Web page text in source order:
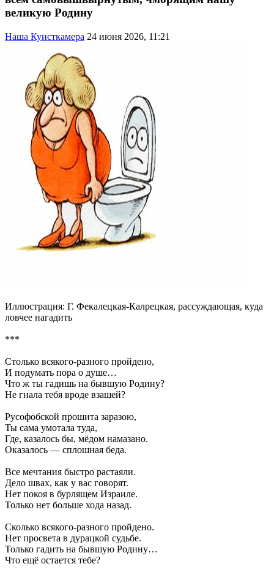
великую Родину
Наша Кунсткамера 24 июня 2026, 11:21
Иллюстрация: Г. Фекалецкая-Калрецкая, рассуждающая, куда
ловчее нагадить
***
Столько всякого-разного пройдено,
И подумать пора о душе…
Что ж ты гадишь на бывшую Родину?
Не гнала тебя вроде взашей?
Русофобской прошита заразою,
Ты сама умотала туда,
Где, казалось бы, мёдом намазано.
Оказалось — сплошная беда.
Все мечтания быстро растаяли.
Дело швах, как у вас говорят.
Нет покоя в бурлящем Израиле.
Только нет больше хода назад.
Сколько всякого-разного пройдено.
Нет просвета в дурацкой судьбе.
Только гадить на бывшую Родину…
Что ещё остается тебе?